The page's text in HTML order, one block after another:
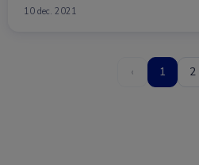
10 dec. 2021
‹ 1 2